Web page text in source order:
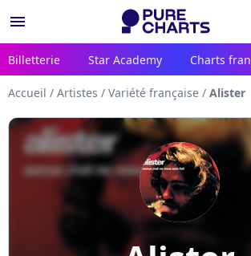
menu
Billetterie Star Academy Charts
Accueil / Artistes / Variété française / Alister